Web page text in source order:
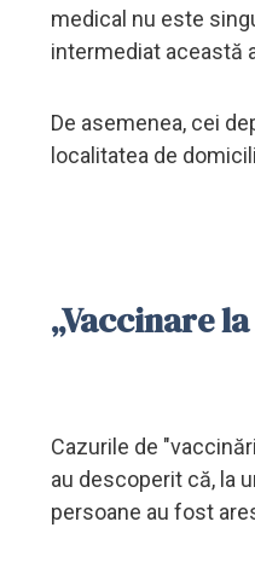
medical nu este
intermediat această
De asemenea, cei
localitatea de
„Vaccinare
Cazurile de
au descoperit că, la
persoane au fost